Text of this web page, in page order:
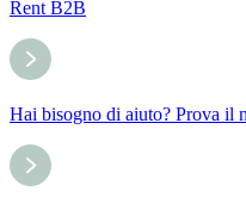
Rent B2B
Hai bisogno di aiuto? Prova il